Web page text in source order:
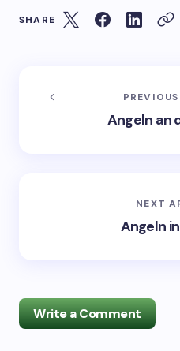
SHARE
Angeln an
NEXT
Angeln
Write a Comment